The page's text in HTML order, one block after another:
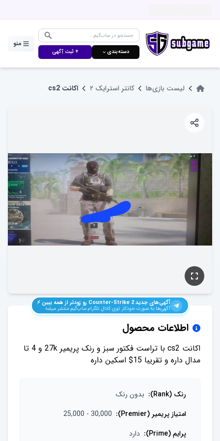
دسته‌بندی ⌵ + ثبت آگهی
منو
لیست بازی‌ها کانتر استرایک ۲ اکانت cs2
آگهی‌های جدیدCounter-Strike 2 رو زودتر از همه ببین ⚡️
آگهی‌ها به صورت خودکار توی کانال تلگرام ساب‌گیم منتشر میشه
اطلاعات محصول
اکانت cs2 با تراست فکتور سبز و رنک پریمیر 27k و 4 تا
مدال داره و تقریبا 15$ اسکین داره
رنک (Rank) : بدون رنک
امتیاز پریمیر (Premier)
:
25,000 - 30,000
پرایم (Prime)
: دارد